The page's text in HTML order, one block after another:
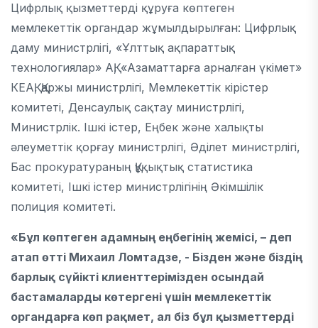
Цифрлық қызметтерді құруға көптеген
мемлекеттік органдар жұмылдырылған: Цифрлық
даму министрлігі, «Ұлттық ақпараттық
технологиялар» АҚ, «Азаматтарға арналған үкімет»
КЕАҚ, Қаржы министрлігі, Мемлекеттік кірістер
комитеті, Денсаулық сақтау министрлігі,
Министрлік. Ішкі істер, Еңбек және халықты
әлеуметтік қорғау министрлігі, Әділет министрлігі,
Бас прокуратураның Құқықтық статистика
комитеті, Ішкі істер министрлігінің Әкімшілік
полиция комитеті.
«Бұл көптеген адамның еңбегінің жемісі, – деп
атап өтті Михаил Ломтадзе, - Бізден және біздің
барлық сүйікті клиенттерімізден осындай
бастамаларды көтергені үшін мемлекеттік
органдарға көп рақмет, ал біз бұл қызметтерді